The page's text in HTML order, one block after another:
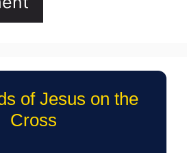
of Jesus on the
Cross